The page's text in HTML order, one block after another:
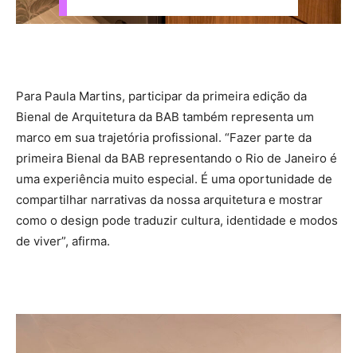
Para Paula Martins, participar da primeira edição da
Bienal de Arquitetura da BAB também representa um
marco em sua trajetória profissional. “Fazer parte da
primeira Bienal da BAB representando o Rio de Janeiro é
uma experiência muito especial. É uma oportunidade de
compartilhar narrativas da nossa arquitetura e mostrar
como o design pode traduzir cultura, identidade e modos
de viver”, afirma.